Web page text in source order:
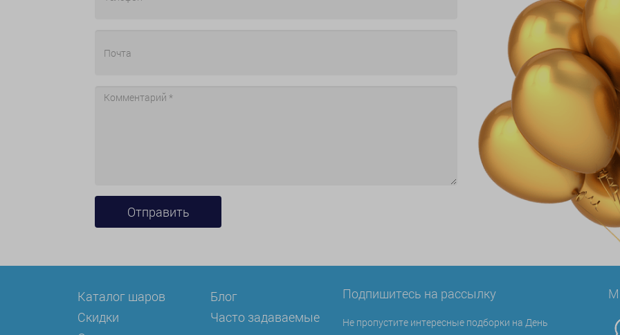
Каталог шаров
Скидки
Блог
Часто задаваемые
Подпишитесь на рассылку
Не пропустите интересные подборки на День